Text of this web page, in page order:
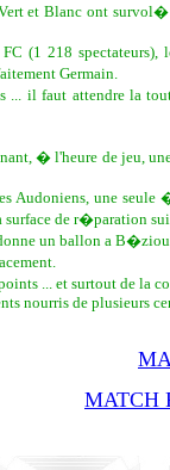
et Blanc ont
(1 218
Germain.
... il faut attendre
� l'heure de jeu,
Audoniens, une
de r�paration
un ballon a
... et surtout de la
nourris de plusieurs
MATCH